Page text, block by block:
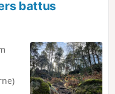
battus